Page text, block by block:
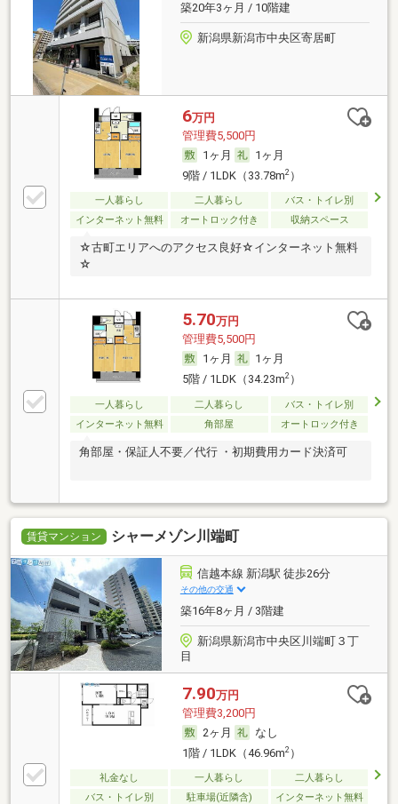
築20年3ヶ月 / 10階建
新潟県新潟市中央区寄居町
6万円
管理費5,500円
1ヶ月
1ヶ月
9階 / 1LDK（33.78m2）
一人暮らし 二人暮らし
バス・トイレ別
インターネット無料
オートロック付き 収納スペース
☆古町エリアへのアクセス良好☆インターネット無料
☆
5.70万円
管理費5,500円
1ヶ月
1ヶ月
5階 / 1LDK（34.23m2）
一人暮らし 二人暮らし
バス・トイレ別
インターネット無料
角部屋 オートロック付き
角部屋・保証人不要／代行 ・初期費用カード決済可
賃貸マンション シャーメゾン川端町
信越本線 新潟駅 徒歩26分
その他の交通
築16年8ヶ月 / 3階建
新潟県新潟市中央区川端町３丁
目
7.90万円
管理費3,200円
2ヶ月
なし
1階 / 1LDK（46.96m2）
礼金なし 一人暮らし
二人暮らし
バス・トイレ別
駐車場(近隣含) インターネット無料